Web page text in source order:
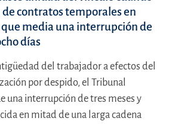
de contratos temporales en
media una interrupción de
días
del trabajador a efectos del
por despido, el Tribunal
una interrupción de tres meses y
en mitad de una larga cadena